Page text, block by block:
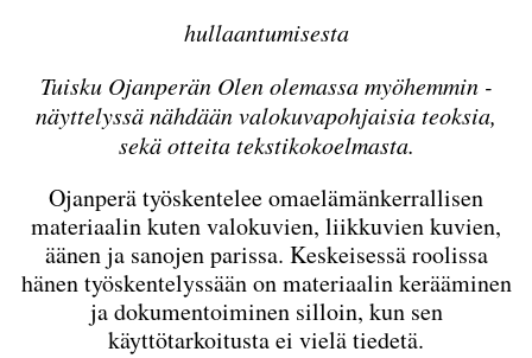
hullaantumisesta
Tuisku Ojanperän Olen olemassa myöhemmin -
näyttelyssä nähdään valokuvapohjaisia teoksia,
sekä otteita tekstikokoelmasta.
Ojanperä työskentelee omaelämänkerrallisen
materiaalin kuten valokuvien, liikkuvien kuvien,
äänen ja sanojen parissa. Keskeisessä roolissa
hänen työskentelyssään on materiaalin kerääminen
ja dokumentoiminen silloin, kun sen
käyttötarkoitusta ei vielä tiedetä.